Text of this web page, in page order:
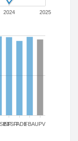
2024 2025
ETSITFADEFBAUPV